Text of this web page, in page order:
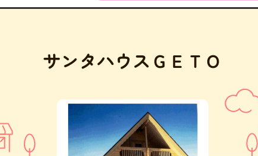
サンタハウスＧＥＴＯ